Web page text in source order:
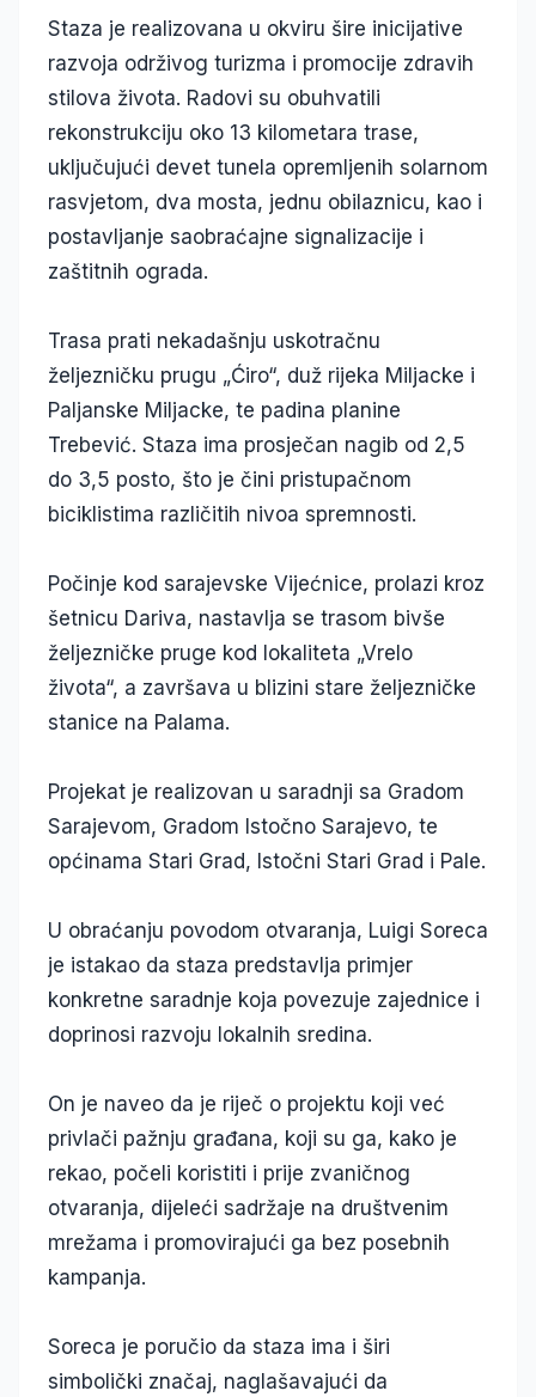
Staza je realizovana u okviru šire inicijative
razvoja održivog turizma i promocije zdravih
stilova života. Radovi su obuhvatili
rekonstrukciju oko 13 kilometara trase,
uključujući devet tunela opremljenih solarnom
rasvjetom, dva mosta, jednu obilaznicu, kao i
postavljanje saobraćajne signalizacije i
zaštitnih ograda.
Trasa prati nekadašnju uskotračnu
željezničku prugu „Ćiro“, duž rijeka Miljacke i
Paljanske Miljacke, te padina planine
Trebević. Staza ima prosječan nagib od 2,5
do 3,5 posto, što je čini pristupačnom
biciklistima različitih nivoa spremnosti.
Počinje kod sarajevske Vijećnice, prolazi kroz
šetnicu Dariva, nastavlja se trasom bivše
željezničke pruge kod lokaliteta „Vrelo
života“, a završava u blizini stare željezničke
stanice na Palama.
Projekat je realizovan u saradnji sa Gradom
Sarajevom, Gradom Istočno Sarajevo, te
općinama Stari Grad, Istočni Stari Grad i Pale.
U obraćanju povodom otvaranja, Luigi Soreca
je istakao da staza predstavlja primjer
konkretne saradnje koja povezuje zajednice i
doprinosi razvoju lokalnih sredina.
On je naveo da je riječ o projektu koji već
privlači pažnju građana, koji su ga, kako je
rekao, počeli koristiti i prije zvaničnog
otvaranja, dijeleći sadržaje na društvenim
mrežama i promovirajući ga bez posebnih
kampanja.
Soreca je poručio da staza ima i širi
simbolički značaj, naglašavajući da